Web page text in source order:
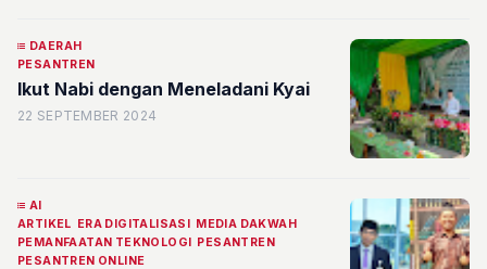
DAERAH
PESANTREN
Ikut Nabi dengan Meneladani Kyai
22 SEPTEMBER 2024
AI
ARTIKEL ERA DIGITALISASI MEDIA DAKWAH
PEMANFAATAN TEKNOLOGI PESANTREN
PESANTREN ONLINE